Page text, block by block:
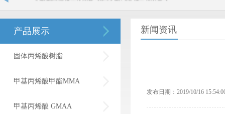
产品展示
固体丙烯酸树脂
甲基丙烯酸甲酯MMA
甲基丙烯酸 GMAA
新闻资讯
发布日期：2019/10/16